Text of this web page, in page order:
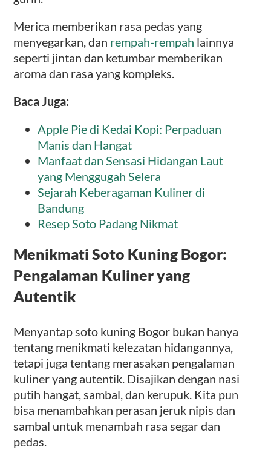
Merica memberikan rasa pedas yang
menyegarkan, dan rempah-rempah lainnya
seperti jintan dan ketumbar memberikan
aroma dan rasa yang kompleks.
Baca Juga:
Apple Pie di Kedai Kopi: Perpaduan
Manis dan Hangat
Manfaat dan Sensasi Hidangan Laut
yang Menggugah Selera
Sejarah Keberagaman Kuliner di
Bandung
Resep Soto Padang Nikmat
Menikmati Soto Kuning Bogor:
Pengalaman Kuliner yang
Autentik
Menyantap soto kuning Bogor bukan hanya
tentang menikmati kelezatan hidangannya,
tetapi juga tentang merasakan pengalaman
kuliner yang autentik. Disajikan dengan nasi
putih hangat, sambal, dan kerupuk. Kita pun
bisa menambahkan perasan jeruk nipis dan
sambal untuk menambah rasa segar dan
pedas.